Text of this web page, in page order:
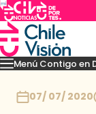
Menú Contigo en
07/ 07/ 2020